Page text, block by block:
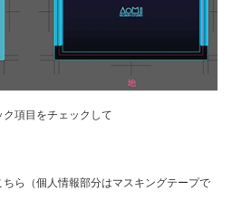
項目をチェックして
ら（個人情報部分はマスキングテープで